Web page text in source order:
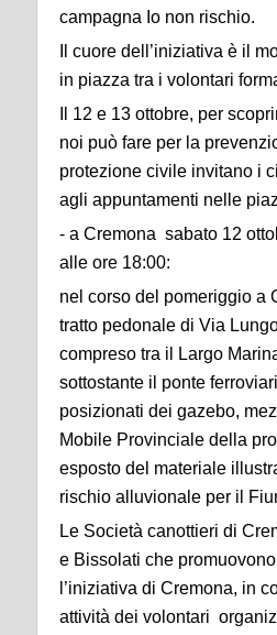
campagna Io non rischio.
Il cuore dell’iniziativa è il
in piazza tra i volontari
Il 12 e 13 ottobre, per
noi può fare per la
protezione civile invitano i
agli appuntamenti nelle
- a Cremona sabato 12
alle ore 18:00:
nel corso del pomeriggio a
tratto pedonale di Via
compreso tra il Largo
sottostante il ponte
posizionati dei gazebo,
Mobile Provinciale della
esposto del materiale
rischio alluvionale per il
Le Società canottieri di
e Bissolati che
l’iniziativa di Cremona, in
attività dei volontari